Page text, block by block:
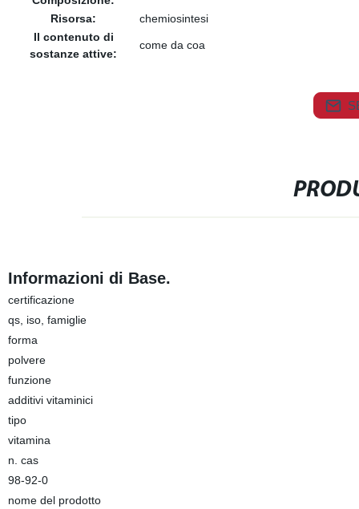
Risorsa:
chemiosintesi
Il contenuto di
sostanze attive:
come da coa
Informazioni di Base.
certificazione
qs, iso, famiglie
forma
polvere
funzione
additivi vitaminici
tipo
vitamina
n. cas
98-92-0
nome del prodotto